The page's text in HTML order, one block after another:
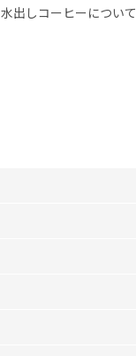
水出しコーヒーについて